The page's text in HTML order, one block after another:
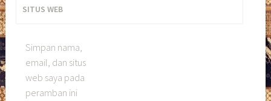
SITUS WEB
Simpan nama,
email, dan situs
web saya pada
peramban ini